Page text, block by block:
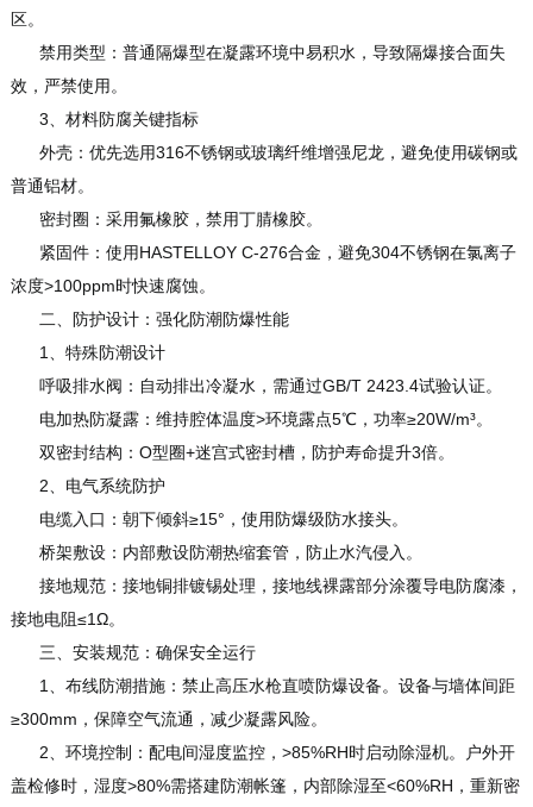
区。
禁用类型：普通隔爆型在凝露环境中易积水，导致隔爆接合面失
效，严禁使用。
3、材料防腐关键指标
外壳：优先选用316不锈钢或玻璃纤维增强尼龙，避免使用碳钢或
普通铝材。
密封圈：采用氟橡胶，禁用丁腈橡胶。
紧固件：使用HASTELLOY C-276合金，避免304不锈钢在氯离子
浓度>100ppm时快速腐蚀。
二、防护设计：强化防潮防爆性能
1、特殊防潮设计
呼吸排水阀：自动排出冷凝水，需通过GB/T 2423.4试验认证。
电加热防凝露：维持腔体温度>环境露点5℃，功率≥20W/m³。
双密封结构：O型圈+迷宫式密封槽，防护寿命提升3倍。
2、电气系统防护
电缆入口：朝下倾斜≥15°，使用防爆级防水接头。
桥架敷设：内部敷设防潮热缩套管，防止水汽侵入。
接地规范：接地铜排镀锡处理，接地线裸露部分涂覆导电防腐漆，
接地电阻≤1Ω。
三、安装规范：确保安全运行
1、布线防潮措施：禁止高压水枪直喷防爆设备。设备与墙体间距
≥300mm，保障空气流通，减少凝露风险。
2、环境控制：配电间湿度监控，>85%RH时启动除湿机。户外开
盖检修时，湿度>80%需搭建防潮帐篷，内部除湿至<60%RH，重新密